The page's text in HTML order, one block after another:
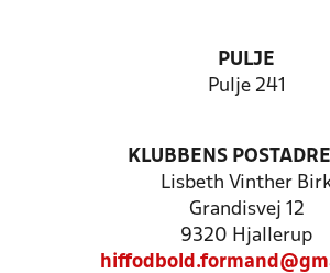
PULJE
Pulje 241
KLUBBENS
Lisbeth Vinther
Grandisvej 12
9320 Hjallerup